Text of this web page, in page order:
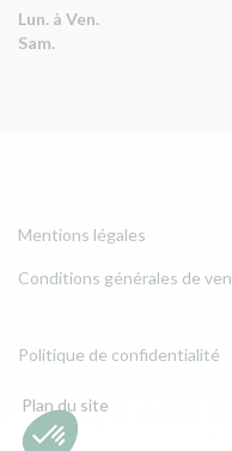
Lun. à Ven.
Sam.
Mentions légales
Conditions générales de
Politique de confidentialité
Plan du site